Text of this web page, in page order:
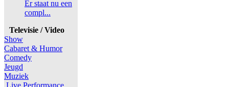
Er staat nu een
compl...
Televisie / Video
Show
Cabaret & Humor
Comedy
Jeugd
Muziek
Live Performance